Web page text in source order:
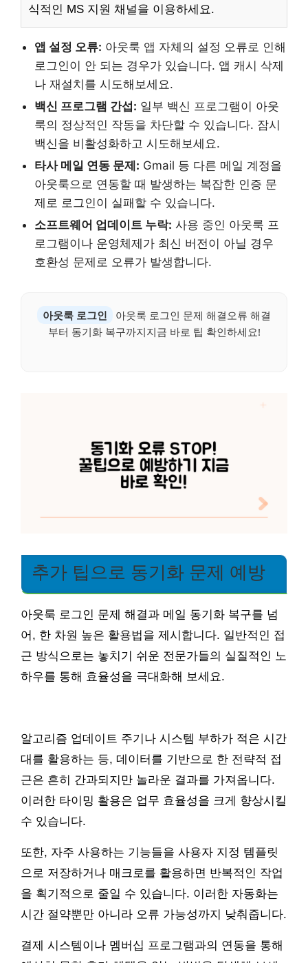
식적인 MS 지원 채널을 이용하세요.
앱 설정 오류: 아웃룩 앱 자체의 설정 오류로 인해
로그인이 안 되는 경우가 있습니다. 앱 캐시 삭제
나 재설치를 시도해보세요.
백신 프로그램 간섭: 일부 백신 프로그램이 아웃
룩의 정상적인 작동을 차단할 수 있습니다. 잠시
백신을 비활성화하고 시도해보세요.
타사 메일 연동 문제: Gmail 등 다른 메일 계정을
아웃룩으로 연동할 때 발생하는 복잡한 인증 문
제로 로그인이 실패할 수 있습니다.
소프트웨어 업데이트 누락: 사용 중인 아웃룩 프
로그램이나 운영체제가 최신 버전이 아닐 경우
호환성 문제로 오류가 발생합니다.
아웃룩 로그인
아웃룩 로그인 문제 해결오류 해결
부터 동기화 복구까지지금 바로 팁 확인하세요!
추가 팁으로 동기화 문제 예방
아웃룩 로그인 문제 해결과 메일 동기화 복구를 넘
어, 한 차원 높은 활용법을 제시합니다. 일반적인 접
근 방식으로는 놓치기 쉬운 전문가들의 실질적인 노
하우를 통해 효율성을 극대화해 보세요.
알고리즘 업데이트 주기나 시스템 부하가 적은 시간
대를 활용하는 등, 데이터를 기반으로 한 전략적 접
근은 흔히 간과되지만 놀라운 결과를 가져옵니다.
이러한 타이밍 활용은 업무 효율성을 크게 향상시킬
수 있습니다.
또한, 자주 사용하는 기능들을 사용자 지정 템플릿
으로 저장하거나 매크로를 활용하면 반복적인 작업
을 획기적으로 줄일 수 있습니다. 이러한 자동화는
시간 절약뿐만 아니라 오류 가능성까지 낮춰줍니다.
결제 시스템이나 멤버십 프로그램과의 연동을 통해